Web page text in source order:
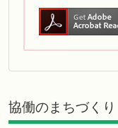
協働のまちづくり